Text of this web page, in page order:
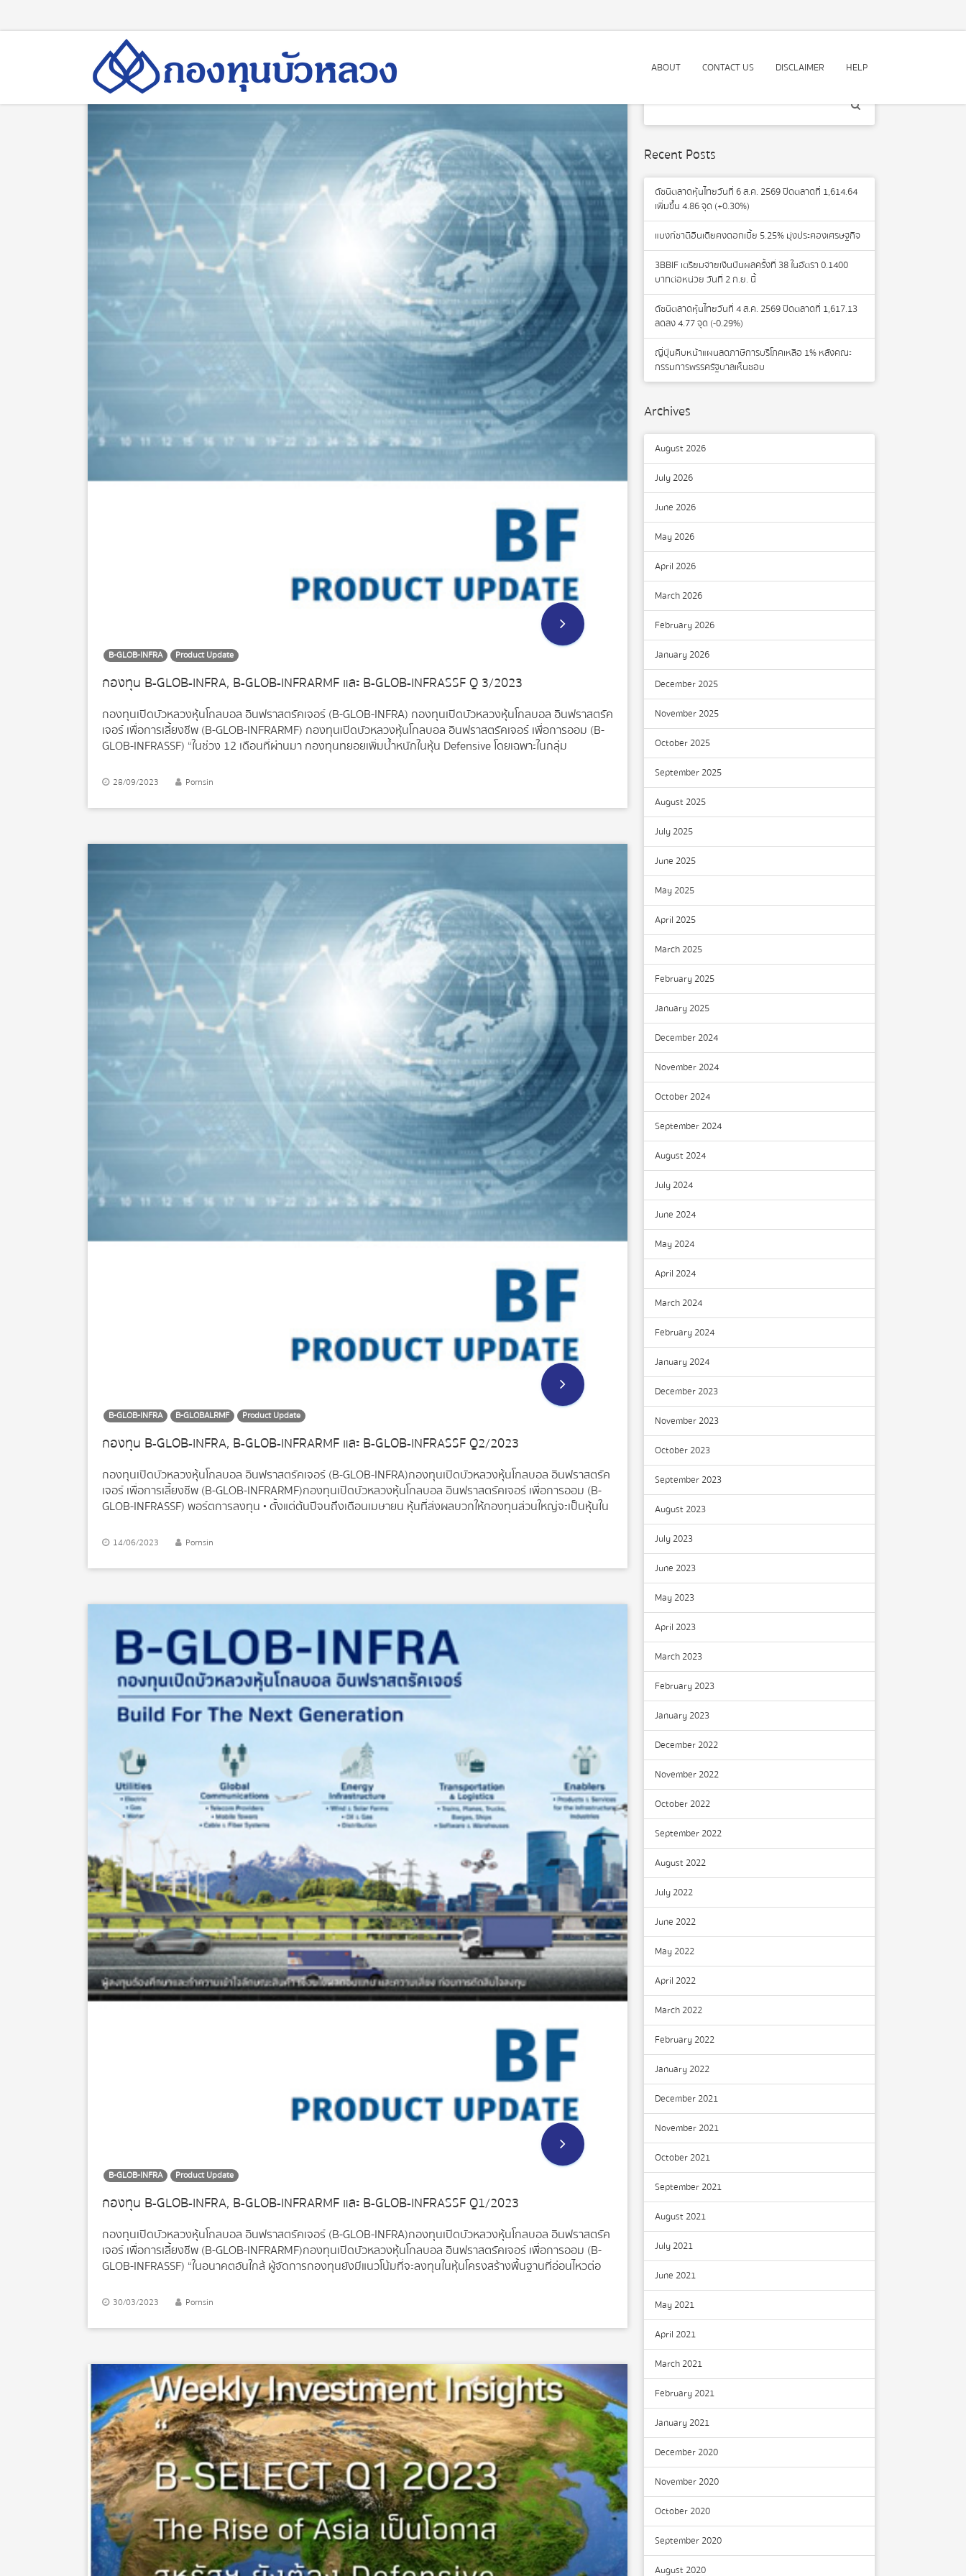
ABOUT CONTACT US DISCLAIMER HELP
B-GLOB-INFRA Product Update
กองทุน B-GLOB-INFRA, B-GLOB-INFRARMF และ B-GLOB-INFRASSF Q 3/2023
กองทุนเปิดบัวหลวงหุ้นโกลบอล อินฟราสตรัคเจอร์ (B-GLOB-INFRA) กองทุนเปิดบัวหลวงหุ้นโกลบอล อินฟราสตรัค
เจอร์ เพื่อการเลี้ยงชีพ (B-GLOB-INFRARMF) กองทุนเปิดบัวหลวงหุ้นโกลบอล อินฟราสตรัคเจอร์ เพื่อการออม (B-
GLOB-INFRASSF) “ในช่วง 12 เดือนที่ผ่านมา กองทุนทยอยเพิ่มน้ำหนักในหุ้น Defensive โดยเฉพาะในกลุ่ม
เดินทาง กองทุนให้น้ำหนักน้อยกว่า อยู่ที่ประมาณ 20% เนื่องจากมีเป็นหุ้นกลุ่มที่ได้รับเชิงลบจากการชะลอตัวทาง
ทั้งหุ้นสื่อสารปรับตัวเพิ่มขึ้น จึงทำให้พอร์ตการลงทุนไม่ได้รับประโยชน์อย่างเต็มที่” ในช่วง12 เดือนที่ผ่านมา กองทุน
มากกว่า 70% แต่สำหรับกลุ่มที่เน้นการสื่อสารและเดินทาง กองทุนให้น้ำหนักน้อยกว่า อยู่ที่ประมาณ 20% เนื่องจากมี
ตัวแบบ Soft Landing […]
28/09/2023 Pornsin
B-GLOB-INFRA B-GLOBALRMF Product Update
กองทุน B-GLOB-INFRA, B-GLOB-INFRARMF และ B-GLOB-INFRASSF Q2/2023
กองทุนเปิดบัวหลวงหุ้นโกลบอล อินฟราสตรัคเจอร์ (B-GLOB-INFRA)กองทุนเปิดบัวหลวงหุ้นโกลบอล อินฟราสตรัค
เจอร์ เพื่อการเลี้ยงชีพ (B-GLOB-INFRARMF)กองทุนเปิดบัวหลวงหุ้นโกลบอล อินฟราสตรัคเจอร์ เพื่อการออม (B-
GLOB-INFRASSF) พอร์ตการลงทุน • ตั้งแต่ต้นปีจนถึงเดือนเมษายน หุ้นที่ส่งผลบวกให้กองทุนส่วนใหญ่จะเป็นหุ้นใน
หุ้นกว่า 83% ใน EDPR ซึ่งเป็นบริษัทที่เน้นผลิตกระแสไฟฟ้าจากพลังงานลม และ EDP ยังเป็นผู้จำหน่ายไฟฟ้ารายใหญ่
สเปน และมีท่อส่งก๊าซในสหรัฐคิดเป็นสัดส่วนประมาณ 30%• หุ้นที่ส่งผลเชิงลบกับกองทุน ส่วนใหญ่จะเป็นหุ้นสหรัฐ
1/2 022 ได้แก่ West Japan Railway ซึ่งมีน้ำหนักการลงทุนอันดับ 10 […]
14/06/2023 Pornsin
B-GLOB-INFRA Product Update
กองทุน B-GLOB-INFRA, B-GLOB-INFRARMF และ B-GLOB-INFRASSF Q1/2023
กองทุนเปิดบัวหลวงหุ้นโกลบอล อินฟราสตรัคเจอร์ (B-GLOB-INFRA)กองทุนเปิดบัวหลวงหุ้นโกลบอล อินฟราสตรัค
เจอร์ เพื่อการเลี้ยงชีพ (B-GLOB-INFRARMF)กองทุนเปิดบัวหลวงหุ้นโกลบอล อินฟราสตรัคเจอร์ เพื่อการออม (B-
GLOB-INFRASSF) “ในอนาคตอันใกล้ ผู้จัดการกองทุนยังมีแนวโน้มที่จะลงทุนในหุ้นโครงสร้างพื้นฐานที่อ่อนไหวต่อ
ขึ้นในระยะอันใกล้นี้” “กลยุทธ์ของกองทุน คือ เน้นลงทุนในหุ้นที่เกี่ยวกับโครงสร้างพื้นฐานทั่วโลก และเป็นบริษัทที่มี
ส่งผลบวกให้กองทุน เช่น Energias de Portugal (EDP) บริษัทพลังงานรายใหญ่ในคาบสมุทรไอบีเรีย บริษัทได้
จำหน่ายไฟฟ้ารายใหญ่ในบราซิล ผ่านการถือหุ้นในบริษัท EDP Brazil โดยราคาของ EDP ปรับตัวเพิ่มขึ้น 4.95%
ตั้งแต่ต้นปี (ราคา ณ 28 มี.ค. […]
30/03/2023 Pornsin
Recent Posts
ดัชนีตลาดหุ้นไทยวันที่ 6 ส.ค. 2569 ปิดตลาดที่ 1,614.64
เพิ่มขึ้น 4.86 จุด (+0.30%)
แบงก์ชาติอินเดียคงดอกเบี้ย 5.25% มุ่งประคองเศรษฐกิจ
3BBIF เตรียมจ่ายเงินปันผลครั้งที่ 38 ในอัตรา 0.1400
บาทต่อหน่วย วันที่ 2 ก.ย. นี้
ดัชนีตลาดหุ้นไทยวันที่ 4 ส.ค. 2569 ปิดตลาดที่ 1,617.13
ลดลง 4.77 จุด (-0.29%)
ญี่ปุ่นคืบหน้าแผนลดภาษีการบริโภคเหลือ 1% หลังคณะ
กรรมการพรรครัฐบาลเห็นชอบ
Archives
August 2026
July 2026
June 2026
May 2026
April 2026
March 2026
February 2026
January 2026
December 2025
November 2025
October 2025
September 2025
August 2025
July 2025
June 2025
May 2025
April 2025
March 2025
February 2025
January 2025
December 2024
November 2024
October 2024
September 2024
August 2024
July 2024
June 2024
May 2024
April 2024
March 2024
February 2024
January 2024
December 2023
November 2023
October 2023
September 2023
August 2023
July 2023
June 2023
May 2023
April 2023
March 2023
February 2023
January 2023
December 2022
November 2022
October 2022
September 2022
August 2022
July 2022
June 2022
May 2022
April 2022
March 2022
February 2022
January 2022
December 2021
November 2021
October 2021
September 2021
August 2021
July 2021
June 2021
May 2021
April 2021
March 2021
February 2021
January 2021
December 2020
November 2020
October 2020
September 2020
August 2020